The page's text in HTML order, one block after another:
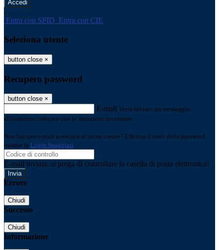
-
Entra con SPID Entra con CIE
Seleziona utente
button close ×
Recupero password
button close ×
E-mail Verrà inviato un messaggio
all'indirizzo indicato con le istruzioni necessarie.
Non hai una e-mail associata al nome utente? Effettua il reset della password
tramite la Login Spaggiari
E-mail inviata, si prega di controllare la casella di posta elettronica!
Errore
Chiudi
Successo
Chiudi
Informazione